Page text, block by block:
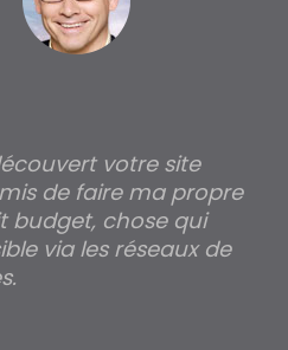
votre site
de faire ma propre
budget, chose qui
via les réseaux de